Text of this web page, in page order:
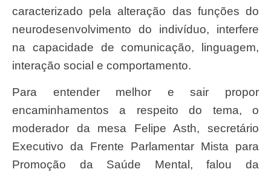
caracterizado pela alteração das funções do
neurodesenvolvimento do indivíduo, interfere
na capacidade de comunicação, linguagem,
interação social e comportamento.
Para entender melhor e sair propor
encaminhamentos a respeito do tema, o
moderador da mesa Felipe Asth, secretário
Executivo da Frente Parlamentar Mista para
Promoção da Saúde Mental, falou da